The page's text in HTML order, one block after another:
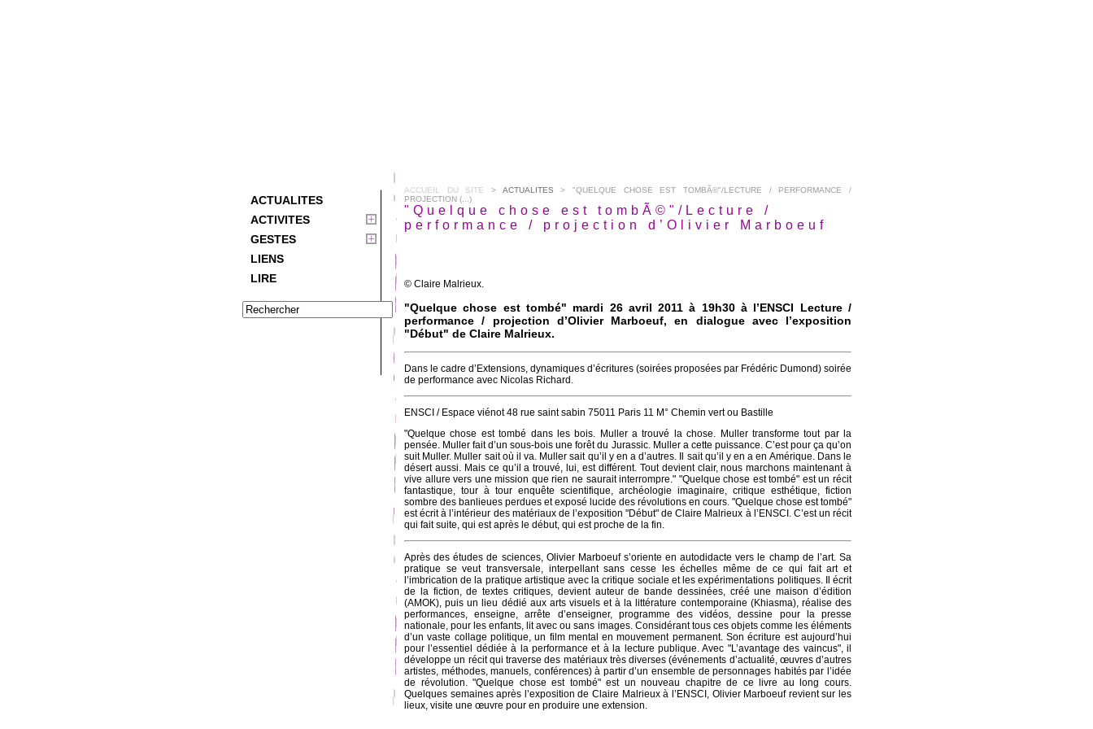
ACTUALITES
ACTIVITES
GESTES
LIENS
LIRE
ACCUEIL DU SITE > ACTUALITES > "QUELQUE CHOSE EST TOMBÃ©"/LECTURE / PERFORMANCE /
PROJECTION (...)
"Quelque chose est tombÃ©"/Lecture /
performance / projection d’Olivier Marboeuf
© Claire Malrieux.
"Quelque chose est tombé" mardi 26 avril 2011 à 19h30 à l’ENSCI Lecture /
performance / projection d’Olivier Marboeuf, en dialogue avec l’exposition
"Début" de Claire Malrieux.
Dans le cadre d’Extensions, dynamiques d’écritures (soirées proposées par Frédéric Dumond) soirée
de performance avec Nicolas Richard.
ENSCI / Espace viénot 48 rue saint sabin 75011 Paris 11 M° Chemin vert ou Bastille
"Quelque chose est tombé dans les bois. Muller a trouvé la chose. Muller transforme tout par la
pensée. Muller fait d’un sous-bois une forêt du Jurassic. Muller a cette puissance. C’est pour ça qu’on
suit Muller. Muller sait où il va. Muller sait qu’il y en a d’autres. Il sait qu’il y en a en Amérique. Dans le
désert aussi. Mais ce qu’il a trouvé, lui, est différent. Tout devient clair, nous marchons maintenant à
vive allure vers une mission que rien ne saurait interrompre." "Quelque chose est tombé" est un récit
fantastique, tour à tour enquête scientifique, archéologie imaginaire, critique esthétique, fiction
sombre des banlieues perdues et exposé lucide des révolutions en cours. "Quelque chose est tombé"
est écrit à l’intérieur des matériaux de l’exposition "Début" de Claire Malrieux à l’ENSCI. C’est un récit
qui fait suite, qui est après le début, qui est proche de la fin.
Après des études de sciences, Olivier Marboeuf s’oriente en autodidacte vers le champ de l’art. Sa
pratique se veut transversale, interpellant sans cesse les échelles même de ce qui fait art et
l’imbrication de la pratique artistique avec la critique sociale et les expérimentations politiques. Il écrit
de la fiction, de textes critiques, devient auteur de bande dessinées, créé une maison d’édition
(AMOK), puis un lieu dédié aux arts visuels et à la littérature contemporaine (Khiasma), réalise des
performances, enseigne, arrête d’enseigner, programme des vidéos, dessine pour la presse
nationale, pour les enfants, lit avec ou sans images. Considérant tous ces objets comme les éléments
d’un vaste collage politique, un film mental en mouvement permanent. Son écriture est aujourd’hui
pour l’essentiel dédiée à la performance et à la lecture publique. Avec "L’avantage des vaincus", il
développe un récit qui traverse des matériaux très diverses (événements d’actualité, œuvres d’autres
artistes, méthodes, manuels, conférences) à partir d’un ensemble de personnages habités par l’idée
de révolution. "Quelque chose est tombé" est un nouveau chapitre de ce livre au long cours.
Quelques semaines après l’exposition de Claire Malrieux à l’ENSCI, Olivier Marboeuf revient sur les
lieux, visite une œuvre pour en produire une extension.